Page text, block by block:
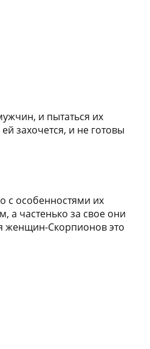
и пытаться их
захочется, и не готовы
с особенностями их
а частенько за свое они
женщин-Скорпионов это